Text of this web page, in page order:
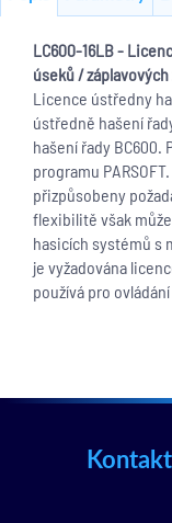
LC600-16LB -
úseků / záplavových
Licence ústředny
ústředně hašení
hašení řady BC600.
programu
přizpůsobeny
flexibilitě však
hasicích systémů s
je vyžadována
používá pro
Kontakt